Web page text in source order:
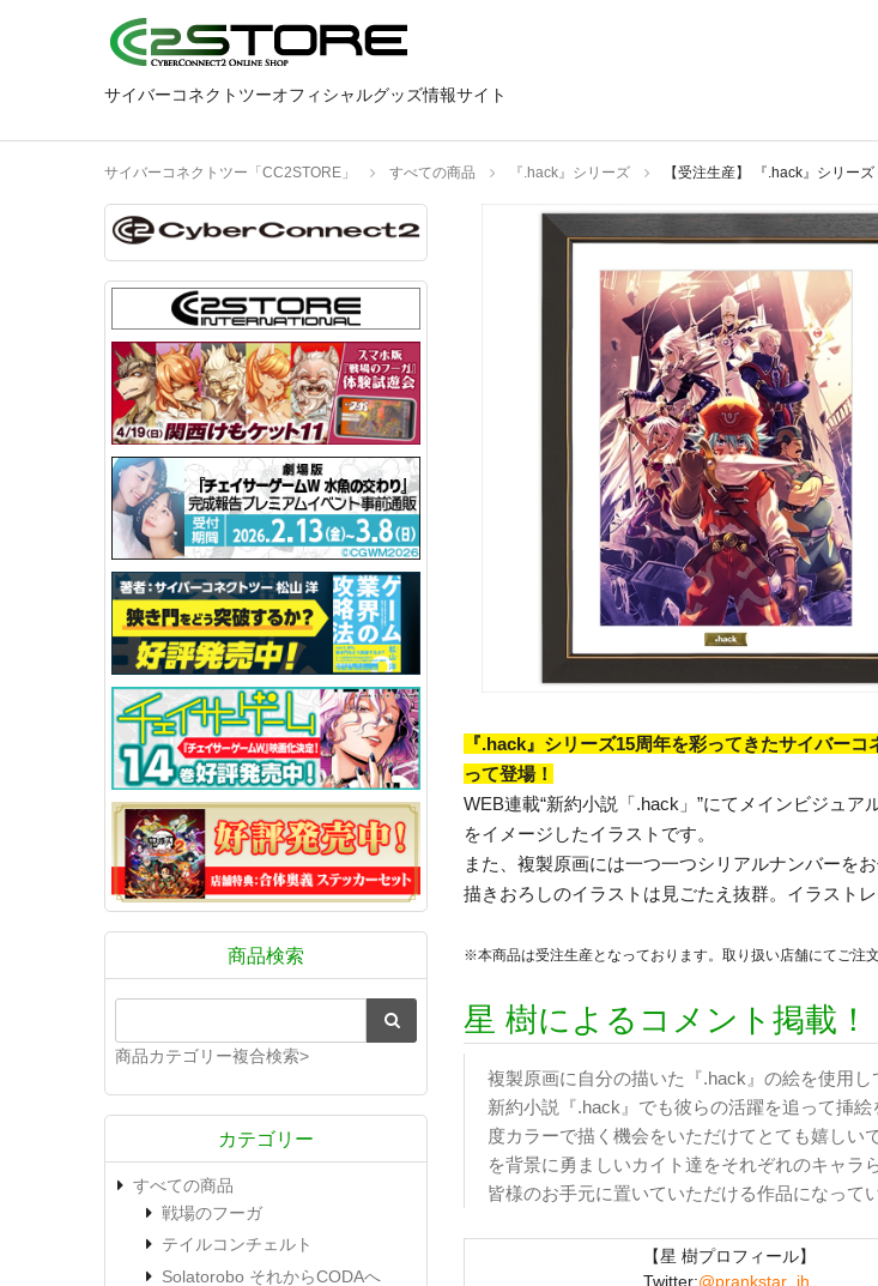
サイバーコネクトツーオフィシャルグッズ情報サイト
サイバーコネクトツー「CC2STORE」 すべての商品 『.hack』シリーズ 【受注生産】 『.hack』シリー
『.hack』シリーズ15周年を彩ってきたサイバー
って登場！
WEB連載“新約小説「.hack」”にてメインビジュア
をイメージしたイラストです。
また、複製原画には一つ一つシリアルナンバーを
描きおろしのイラストは見ごたえ抜群。イラスト
※本商品は受注生産となっております。取り扱い店舗にてご注
星 樹によるコメント掲載！
複製原画に自分の描いた『.hack』の絵を使用
新約小説『.hack』でも彼らの活躍を追って挿
度カラーで描く機会をいただけてとても嬉しい
を背景に勇ましいカイト達をそれぞれのキャラ
皆様のお手元に置いていただける作品になって
【星 樹プロフィール】
Twitter:@prankstar_ih
商品検索
商品カテゴリー複合検索>
カテゴリー
すべての商品
戦場のフーガ
テイルコンチェルト
Solatorobo それからCODAへ